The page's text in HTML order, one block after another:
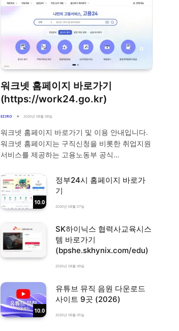
워크넷 홈페이지 바로가기
(https://work24.go.kr)
EZIRO 2026년 08월 08일
워크넷 홈페이지 바로가기 및 이용 안내입니다.
워크넷 홈페이지는 구직신청을 비롯한 취업지원
서비스를 제공하는 고용노동부 공식…
10.0
정부24시 홈페이지 바로가
기
2026년 08월 07일
SK하이닉스 협력사교육시스
템 바로가기
(bpshe.skhynix.com/edu)
2026년 08월 06일
10.0
유튜브 뮤직 음원 다운로드
사이트 9곳 (2026)
2026년 08월 05일